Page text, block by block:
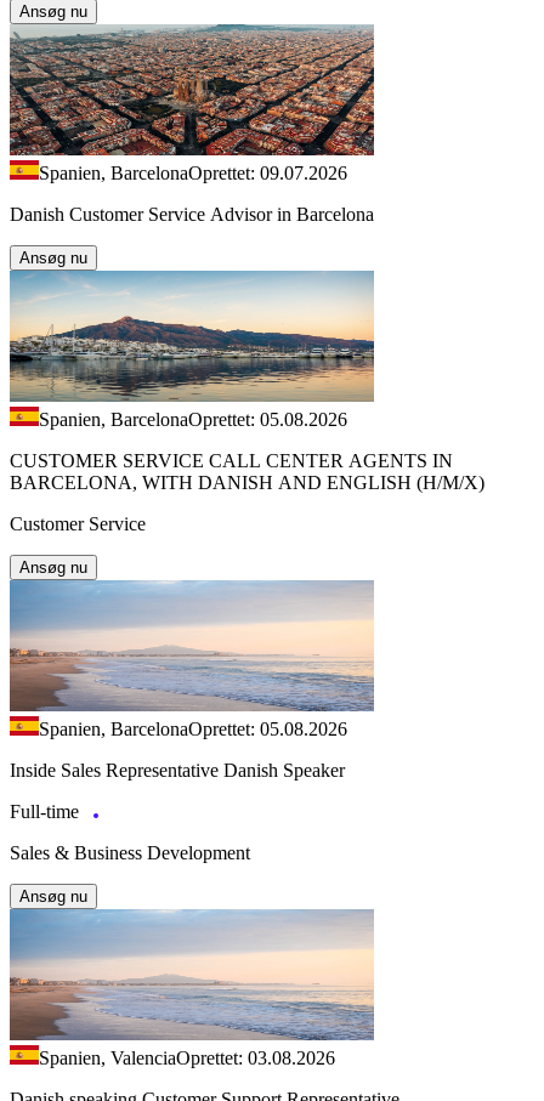
Ansøg nu
Spanien, BarcelonaOprettet: 09.07.2026
Danish Customer Service Advisor in Barcelona
Ansøg nu
Spanien, BarcelonaOprettet: 05.08.2026
CUSTOMER SERVICE CALL CENTER AGENTS IN
BARCELONA, WITH DANISH AND ENGLISH (H/M/X)
Customer Service
Ansøg nu
Spanien, BarcelonaOprettet: 05.08.2026
Inside Sales Representative Danish Speaker
Full-time
Sales & Business Development
Ansøg nu
Spanien, ValenciaOprettet: 03.08.2026